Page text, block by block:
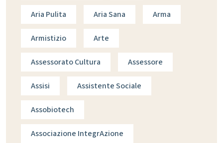
Aria Pulita Aria Sana Arma
Armistizio Arte
Assessorato Cultura Assessore
Assisi Assistente Sociale
Assobiotech
Associazione IntegrAzione